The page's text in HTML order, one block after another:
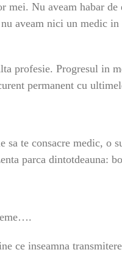
Nu aveam habar
aveam nici un medic
profesie. Progresul in
permanent cu
te consacre medic, o
parca dintotdeauna:
ce inseamna